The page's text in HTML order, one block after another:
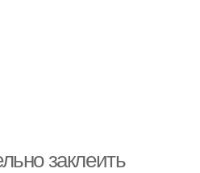
заклеить